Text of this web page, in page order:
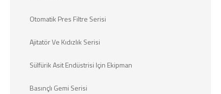
Otomatik Pres Filtre Serisi
Ajitatör Ve Kıdızlık Serisi
Sülfürik Asit Endüstrisi Için Ekipman
Basınçlı Gemi Serisi